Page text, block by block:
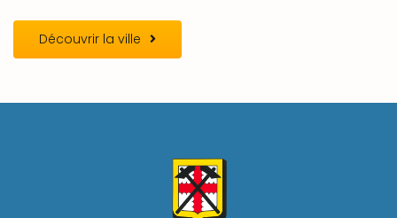
Découvrir la ville